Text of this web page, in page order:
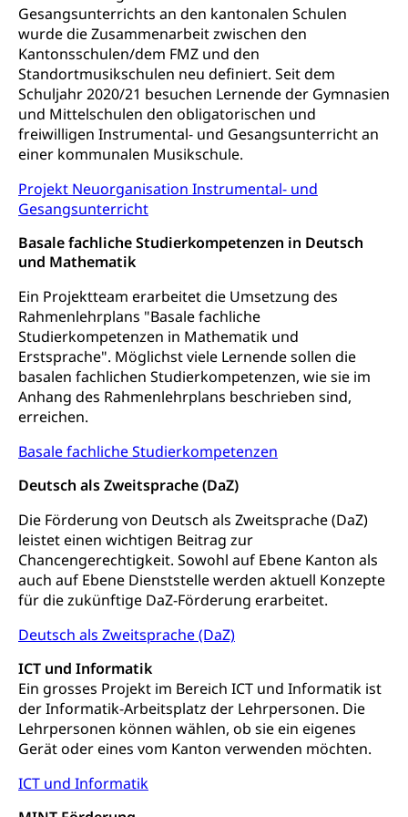
Gesangsunterrichts an den kantonalen Schulen
wurde die Zusammenarbeit zwischen den
Kantonsschulen/dem FMZ und den
Standortmusikschulen neu definiert. Seit dem
Schuljahr 2020/21 besuchen Lernende der Gymnasien
und Mittelschulen den obligatorischen und
freiwilligen Instrumental- und Gesangsunterricht an
einer kommunalen Musikschule.
Projekt Neuorganisation Instrumental- und
Gesangsunterricht
Basale fachliche Studierkompetenzen in Deutsch
und Mathematik
Ein Projektteam erarbeitet die Umsetzung des
Rahmenlehrplans "Basale fachliche
Studierkompetenzen in Mathematik und
Erstsprache". Möglichst viele Lernende sollen die
basalen fachlichen Studierkompetenzen, wie sie im
Anhang des Rahmenlehrplans beschrieben sind,
erreichen.
Basale fachliche Studierkompetenzen
Deutsch als Zweitsprache (DaZ)
Die Förderung von Deutsch als Zweitsprache (DaZ)
leistet einen wichtigen Beitrag zur
Chancengerechtigkeit. Sowohl auf Ebene Kanton als
auch auf Ebene Dienststelle werden aktuell Konzepte
für die zukünftige DaZ-Förderung erarbeitet.
Deutsch als Zweitsprache (DaZ)
ICT und Informatik
Ein grosses Projekt im Bereich ICT und Informatik ist
der Informatik-Arbeitsplatz der Lehrpersonen. Die
Lehrpersonen können wählen, ob sie ein eigenes
Gerät oder eines vom Kanton verwenden möchten.
ICT und Informatik
Freiwilliger Schulsport
Freiwilliges Kindergarten Jahr
Frühe Sprachförderung
Kindergarten & Basisstufe
Frühe Förderung
Gesundheit und Soziales
Konsumentenschutz
Konsumentenrechte, Produktsicherheit,
Preisüberwachung, Preisüberwacher,
Konsumentenorganisation, parallele Einfuhr,
internationale Erschöpfung, Preisabsprache, Kartell,
Cassis-deDijon-Prinzip
Lebensmittelkontrolle und
Krankenversicherung
Unfallversicherung, Berufsunfallversicherung,
Krankheit, Unfall, Prämienverbilligung,
Krankenkasse
Krankenversicherung (WAS Luzern)
Prämienverbilligung (WAS Luzern)
Obligatorische Krankenversicherung (WAS
Kranken- und Unfallversicherung
Lebensmittelsicherheit
sichere Lebensmittel, Lebensmittelkontrolle,
Lebensmittelhygiene, Produktesicherheit
Lebensmittel
Gesundheitsvorsorge, Wellness, Unfallverhütung,
Suchtprävention, Alkoholprävention,
Tabakprävention, Primärprävention,
Sekundärprävention, Tertiärprävention
Darmkrebsvorsorge
Kantonales Tabakpräventionsprogramm
Prävention (Polizei)
Suchtprävention
Gesundheitsversorgung
Soziale Sicherheit
Sozialversicherungen, Sozialpolitik,
Arbeitslosenversicherung,
Unfallversicherung, Invalidenversicherung,
Kranken- und Unfallversicherung
(gruezi.lu.ch)
Krankenversicherung (WAS Luzern)
Existenzsicherung - Sozialhilfe
Soziales und Gesellschaft (Dienststelle)
Sucht und Drogen
Drogenabhängigkeit, Drogensucht,
Medikamentenabhängigkeit,
Arzneimittelabhängigkeit, Suchtkrankheit,
Drogenabhängige, Drogensüchtige,
Betäubungsmittel, Suchtmittel, Psychopharmaka